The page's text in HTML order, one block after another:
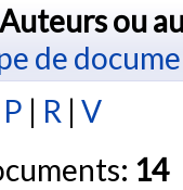
Auteurs ou
de
P | R | V
14